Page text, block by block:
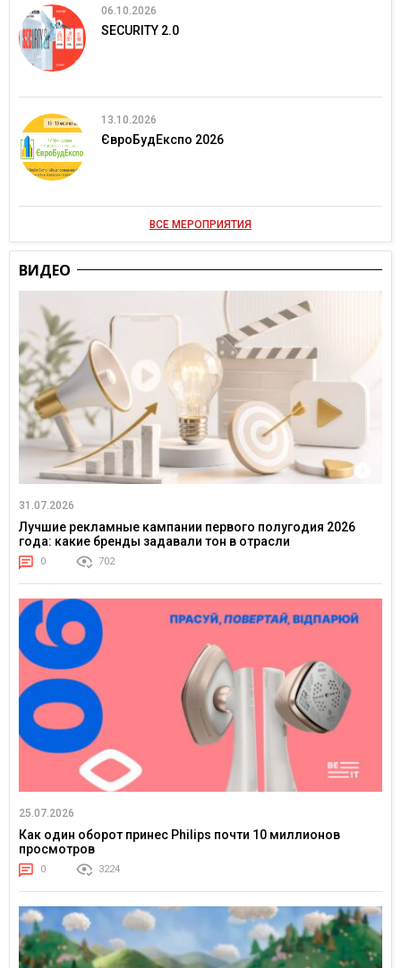
06.10.2026
SECURITY 2.0
13.10.2026
ЄвроБудЕкспо 2026
ВСЕ МЕРОПРИЯТИЯ
ВИДЕО
31.07.2026
Лучшие рекламные кампании первого полугодия 2026
года: какие бренды задавали тон в отрасли
0 702
25.07.2026
Как один оборот принес Philips почти 10 миллионов
просмотров
0 3224